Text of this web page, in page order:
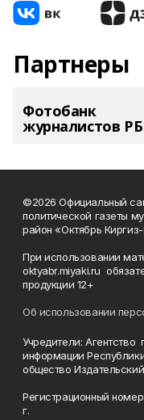
Партнеры
Фотобанк
журналистов РБ
©2026 Официальный
политической газеты
район «Октябрь
При использовании
oktyabr.miyaki.ru
продукции 12+
Об использовании
Учредители:
информации
общество
Регистрационный
г.